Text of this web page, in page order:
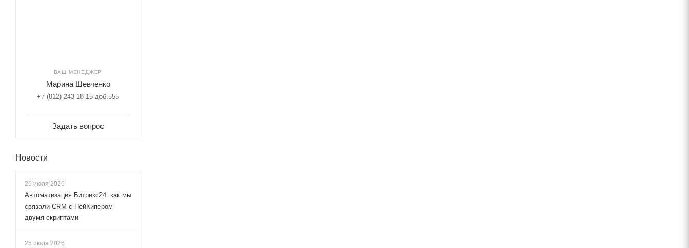
ВАШ МЕНЕДЖЕР
Марина Шевченко
+7 (812) 243-18-15 доб.555
Задать вопрос
Новости
26 июля 2026
Автоматизация Битрикс24: как мы
связали CRM с ПейКипером
двумя скриптами
25 июля 2026